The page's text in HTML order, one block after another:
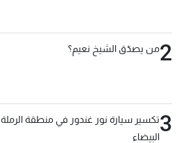
2من يصدّق الشيخ نعيم؟
3تكسير سيارة نور غندور في منطقة الرملة
البيضاء